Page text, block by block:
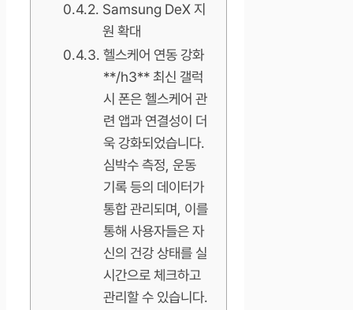
Samsung DeX 지
원 확대
헬스케어 연동 강화
**/h3** 최신 갤럭
시 폰은 헬스케어 관
련 앱과 연결성이 더
욱 강화되었습니다.
심박수 측정, 운동
기록 등의 데이터가
통합 관리되며, 이를
통해 사용자들은 자
신의 건강 상태를 실
시간으로 체크하고
관리할 수 있습니다.